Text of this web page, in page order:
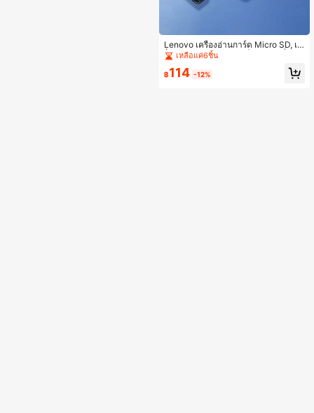
Lenovo เครื่องอ่านการ์ด Micro SD, เค
รื่องอ่านการ์ด USB C เป็น SD, เครื่องอ่
อมอะแดปเตอร์ USB C เป็น USB, เครื่อ
เหลือแค่6ชิ้น
฿114 -12%